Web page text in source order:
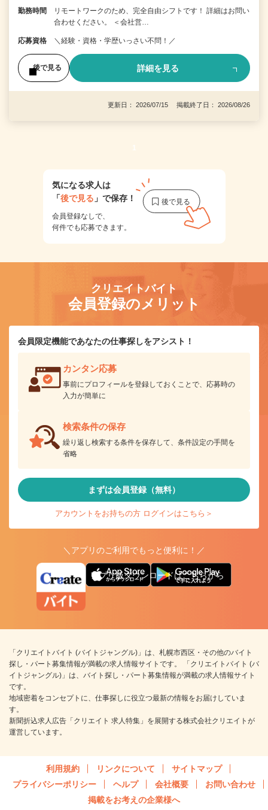
勤務時間
リモートワークのため、完全自由シフトです！ 詳細はお問い
合わせください。 ＜会社営…
応募資格 ＼経験・資格・学歴いっさい不問！／
後で見る 詳細を見る
更新日： 2026/07/15 掲載終了日： 2026/08/26
1
気になる求人は
「後で見る 」で保存！
会員登録なしで、
何件でも応募できます。
クリエイトバイト
会員登録のメリット
会員限定機能であなたの仕事探しをアシスト！
カンタン応募
事前にプロフィールを登録しておくことで、応募時の
入力が簡単に
検索条件の保存
繰り返し検索する条件を保存して、条件設定の手間を
省略
まずは会員登録（無料）
アカウントをお持ちの方 ログインはこちら＞
＼アプリのご利用でもっと便利に！／
アプリ版ダウンロードはこちらから
「クリエイトバイト (バイトジャングル)」は、札幌市西区・その他のバイト
探し・パート募集情報が満載の求人情報サイトです。 「クリエイトバイト (バ
イトジャングル)」は、バイト探し・パート募集情報が満載の求人情報サイト
です。
地域密着をコンセプトに、仕事探しに役立つ最新の情報をお届けしていま
す。
新聞折込求人広告「クリエイト 求人特集」を展開する株式会社クリエイトが
運営しています。
利用規約 リンクについて
サイトマップ
プライバシーポリシー
ヘルプ 会社概要
お問い合わせ
掲載をお考えの企業様へ